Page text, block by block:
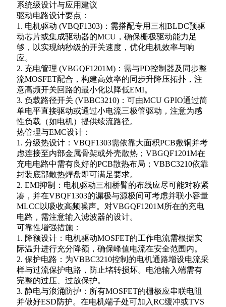
系统级设计与应用建议
驱动电路设计要点：
1. 电机驱动 (VBQF1303)：需搭配专用三相BLDC预驱
动芯片或集成驱动器的MCU，确保栅极驱动能力足
够，以实现纳秒级的开关速度，优化电机效率与响
应。
2. 充电管理 (VBGQF1201M)：需与PD控制器及同步整
流MOSFET配合，构建高效率的同步升降压拓扑，注
意高频开关回路的最小化以降低EMI。
3. 负载路径开关 (VBBC3210)：可由MCU GPIO通过简
单电平直接驱动或通过小电流三极管驱动，注意为感
性负载（如电机）提供续流路径。
热管理与EMC设计：
1. 分级热设计：VBQF1303需依靠大面积PCB敷铜并考
虑连接至内部金属骨架或外壳散热；VBGQF1201M在
充电电路中需有良好的PCB散热布局；VBBC3210依靠
封装底部散热焊盘即可满足要求。
2. EMI抑制：电机驱动三相桥臂的布线应尽可能对称紧
凑，并在VBQF1303的漏极与源极间可考虑并联小容量
MLCC以吸收高频噪声。对VBGQF1201M所在的充电
电路，需注意输入滤波器的设计。
可靠性增强措施：
1. 降额设计：电机驱动MOSFET的工作电流需根据实
际温升进行充分降额，确保峰值电流在安全范围内。
2. 保护电路：为VBBC3210控制的电机通路增设电流采
样与过流保护电路，防止堵转损坏。电池输入端需有
完整的过压、过放保护。
3. 静电与浪涌防护：所有MOSFET的栅极应串联电阻
并做好ESD防护。在电机端子处可加入RC缓冲或TVS